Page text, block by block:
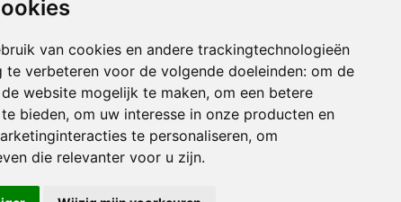
van cookies en andere trackingtechnologieën
verbeteren voor de volgende doeleinden: om de
website mogelijk te maken, om een betere
bieden, om uw interesse in onze producten en
te personaliseren, om
die relevanter voor u zijn.
Van Uw Garage bekkevoort
Van Uw Garage bertem
Van Uw Garage bierbeek